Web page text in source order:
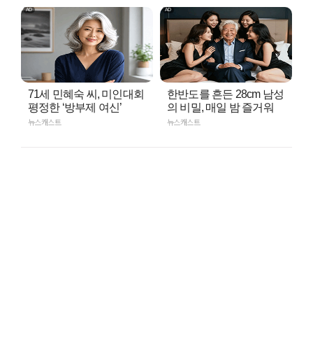
71세 민혜숙 씨, 미인대회
평정한 ‘방부제 여신’
뉴스캐스트
한반도를 흔든 28cm 남성
의 비밀, 매일 밤 즐거워
뉴스캐스트